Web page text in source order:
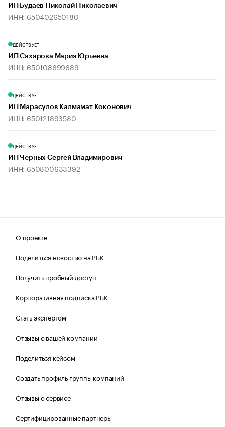
ИП Будаев Николай Николаевич
ИНН: 650402650180
ДЕЙСТВУЕТ
ИП Сахарова Мария Юрьевна
ИНН: 650108699689
ДЕЙСТВУЕТ
ИП Марасулов Калмамат Коконович
ИНН: 650121893580
ДЕЙСТВУЕТ
ИП Черных Сергей Владимирович
ИНН: 650800633392
О проекте
Поделиться новостью на РБК
Получить пробный доступ
Корпоративная подписка РБК
Стать экспертом
Отзывы о вашей компании
Поделиться кейсом
Создать профиль группы компаний
Отзывы о сервисе
Сертифицированные партнеры